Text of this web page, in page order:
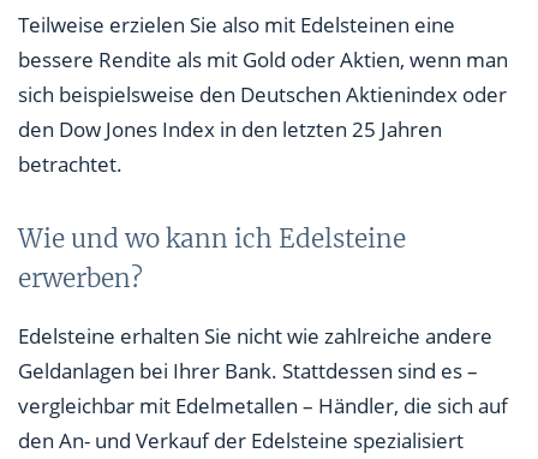
Teilweise erzielen Sie also mit Edelsteinen eine
bessere Rendite als mit Gold oder Aktien, wenn man
sich beispielsweise den Deutschen Aktienindex oder
den Dow Jones Index in den letzten 25 Jahren
betrachtet.
Wie und wo kann ich Edelsteine
erwerben?
Edelsteine erhalten Sie nicht wie zahlreiche andere
Geldanlagen bei Ihrer Bank. Stattdessen sind es –
vergleichbar mit Edelmetallen – Händler, die sich auf
den An- und Verkauf der Edelsteine spezialisiert